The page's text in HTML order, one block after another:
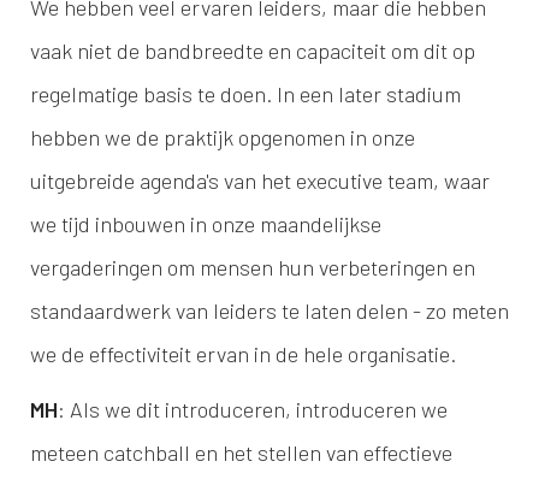
We hebben veel ervaren leiders, maar die hebben
vaak niet de bandbreedte en capaciteit om dit op
regelmatige basis te doen. In een later stadium
hebben we de praktijk opgenomen in onze
uitgebreide agenda's van het executive team, waar
we tijd inbouwen in onze maandelijkse
vergaderingen om mensen hun verbeteringen en
standaardwerk van leiders te laten delen - zo meten
we de effectiviteit ervan in de hele organisatie.
MH: Als we dit introduceren, introduceren we
meteen catchball en het stellen van effectieve